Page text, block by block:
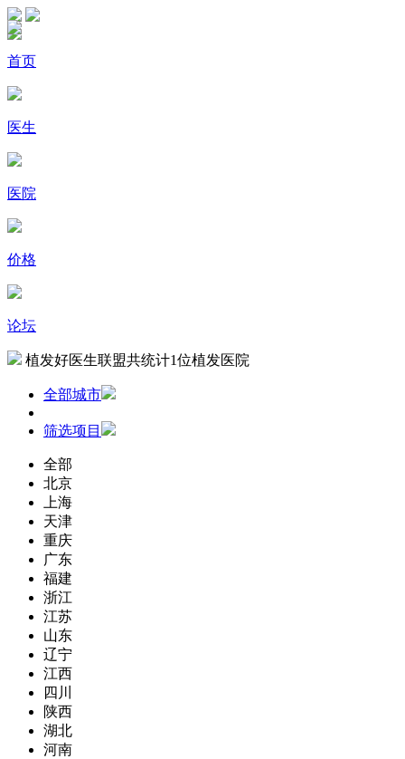
首页
医生
医院
价格
论坛
植发好医生联盟共统计1位植发医院
全部城市
筛选项目
全部
北京
上海
天津
重庆
广东
福建
浙江
江苏
山东
辽宁
江西
四川
陕西
湖北
河南